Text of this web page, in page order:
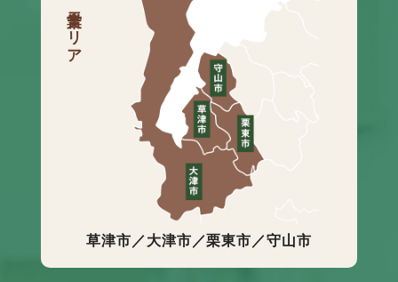
営業エリア
草津市／大津市／栗東市／守山市